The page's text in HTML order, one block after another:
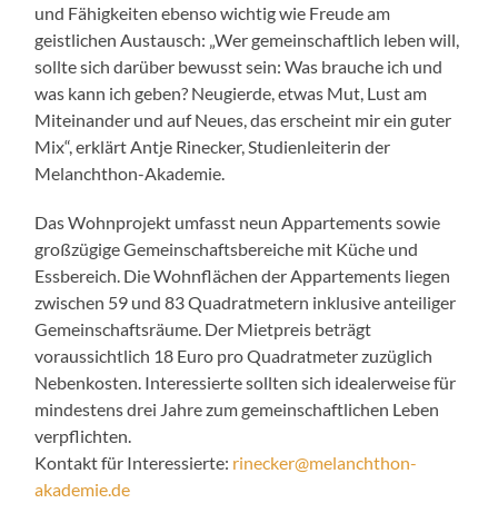
und Fähigkeiten ebenso wichtig wie Freude am
geistlichen Austausch: „Wer gemeinschaftlich leben will,
sollte sich darüber bewusst sein: Was brauche ich und
was kann ich geben? Neugierde, etwas Mut, Lust am
Miteinander und auf Neues, das erscheint mir ein guter
Mix“, erklärt Antje Rinecker, Studienleiterin der
Melanchthon-Akademie.
Das Wohnprojekt umfasst neun Appartements sowie
großzügige Gemeinschaftsbereiche mit Küche und
Essbereich. Die Wohnflächen der Appartements liegen
zwischen 59 und 83 Quadratmetern inklusive anteiliger
Gemeinschaftsräume. Der Mietpreis beträgt
voraussichtlich 18 Euro pro Quadratmeter zuzüglich
Nebenkosten. Interessierte sollten sich idealerweise für
mindestens drei Jahre zum gemeinschaftlichen Leben
verpflichten.
Kontakt für Interessierte: rinecker@melanchthon-
akademie.de